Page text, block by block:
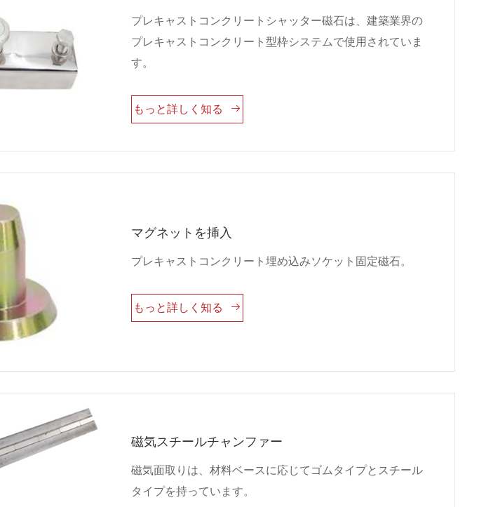
プレキャストコンクリートシャッター磁石は、建築業界の
プレキャストコンクリート型枠システムで使用されていま
す。
もっと詳しく知る 
マグネットを挿入
プレキャストコンクリート埋め込みソケット固定磁石。
もっと詳しく知る 
磁気スチールチャンファー
磁気面取りは、材料ベースに応じてゴムタイプとスチール
タイプを持っています。